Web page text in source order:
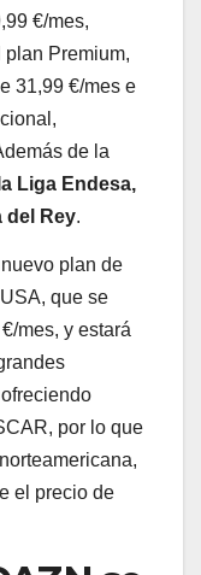
€/mes,
Premium,
31,99 €/mes e
de la
la Liga Endesa,
del Rey.
plan de
que se
mes, y estará
por lo que
el precio de